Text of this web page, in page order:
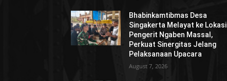
Bhabinkamtibmas Desa
Singakerta Melayat ke Lokasi
Pengerit Ngaben Massal,
Perkuat Sinergitas Jelang
Pelaksanaan Upacara
August 7, 2026